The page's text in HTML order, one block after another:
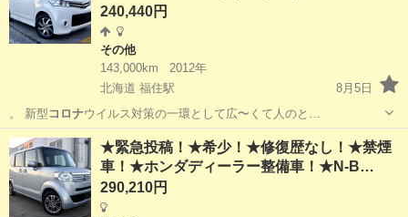
240,440円
その他
143,000km
2012年
北海道 福住駅
8月5日
。 新型 コロナウイルス対策の一環として広〜くて人のと…
北海道 札幌市 福住駅 その他 ルークス
★緊急投稿！★希少！★修復歴なし！★禁煙
車！★ホンダディーラー整備車！★N-B…
290,210円